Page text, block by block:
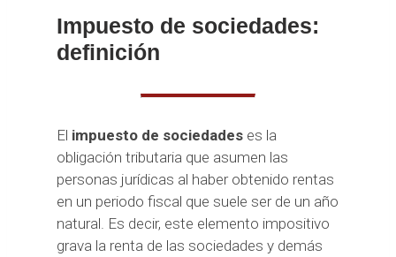
Impuesto de sociedades:
definición
El impuesto de sociedades es la
obligación tributaria que asumen las
personas jurídicas al haber obtenido rentas
en un periodo fiscal que suele ser de un año
natural. Es decir, este elemento impositivo
grava la renta de las sociedades y demás